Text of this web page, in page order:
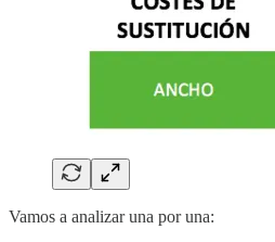
Vamos a analizar una por una: